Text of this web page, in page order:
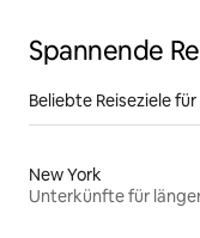
Spannende
Beliebte Reiseziele
New York